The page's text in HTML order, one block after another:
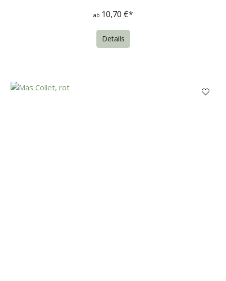
ab 10,70 €*
Details